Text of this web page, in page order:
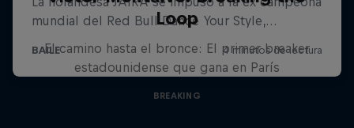
Loop
El camino hasta el bronce: El primer breaker
estadounidense que gana en París
BREAKING